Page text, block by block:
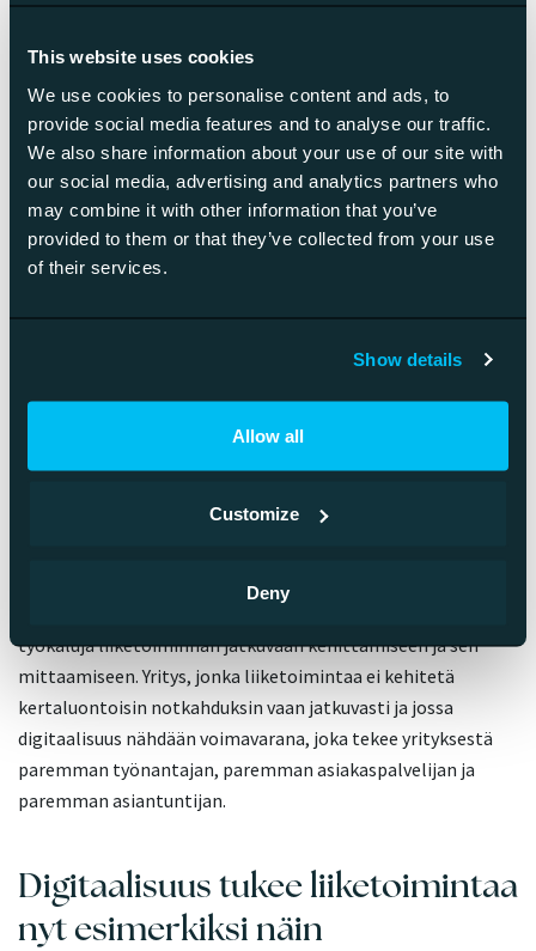
This website uses cookies
We use cookies to personalise content and ads, to
provide social media features and to analyse our traffic.
We also share information about your use of our site with
our social media, advertising and analytics partners who
may combine it with other information that you’ve
provided to them or that they’ve collected from your use
of their services.
Show details
Allow all
Customize
Deny
lähdettiin metsästämään tätä tietoa hyväksikäyttäen.
Verkkopalvelu-uudistuksesta
päädyttiin siis…
Verkkopalvelu-uudistuksesta lähdettiin ja tavoitteena oli,
että sivuston kävijöille olisi enemmän relevantteja
kävijöille tulisi selkeästi esiin, mikä on Aninkaisten tarina,
…lopulta kehittämään koko
organisaatiota
Konsultaation päätteeksi tavoite oli kuitenkin
työkaluja liiketoiminnan jatkuvaan kehittämiseen ja sen
mittaamiseen. Yritys, jonka liiketoimintaa ei kehitetä
kertaluontoisin notkahduksin vaan jatkuvasti ja jossa
digitaalisuus nähdään voimavarana, joka tekee yrityksestä
paremman työnantajan, paremman asiakaspalvelijan ja
paremman asiantuntijan.
Digitaalisuus tukee liiketoimintaa
nyt esimerkiksi näin